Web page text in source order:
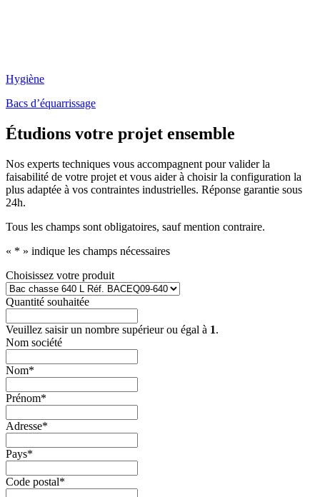
Hygiène
Bacs d’équarrissage
Étudions votre projet ensemble
Nos experts techniques vous accompagnent pour valider la
faisabilité de votre projet et vous aider à choisir la configuration la
plus adaptée à vos contraintes industrielles. Réponse garantie sous
24h.
Tous les champs sont obligatoires, sauf mention contraire.
« * » indique les champs nécessaires
Choisissez votre produit
Quantité souhaitée
Veuillez saisir un nombre supérieur ou égal à 1.
Nom société
Nom*
Prénom*
Adresse*
Pays*
Code postal*